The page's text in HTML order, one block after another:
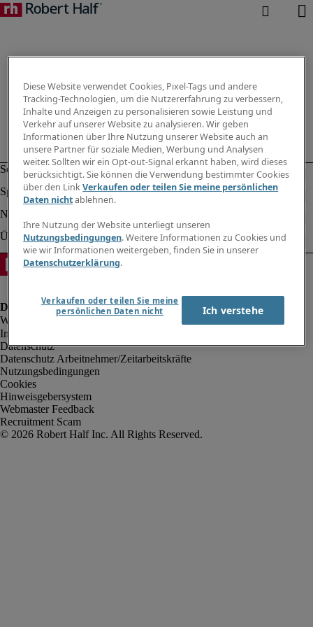
Impressum
Datenschutz
Datenschutz Arbeitnehmer/Zeitarbeitskräfte
Nutzungsbedingungen
Cookies
Hinweisgebersystem
Webmaster Feedback
Recruitment Scam
Diese Website verwendet Cookies, Pixel-Tags und andere
Tracking-Technologien, um die Nutzererfahrung zu verbessern,
Inhalte und Anzeigen zu personalisieren sowie Leistung und
Verkehr auf unserer Website zu analysieren. Wir geben
Informationen über Ihre Nutzung unserer Website auch an
unsere Partner für soziale Medien, Werbung und Analysen
weiter. Sollten wir ein Opt-out-Signal erkannt haben, wird dieses
berücksichtigt. Sie können die Verwendung bestimmter Cookies
über den LinkVerkaufen oder teilen Sie meine persönlichen
Daten nichtablehnen.
Ihre Nutzung der Website unterliegt unseren
Nutzungsbedingungen. Weitere Informationen zu Cookies und
wie wir Informationen weitergeben, finden Sie in unserer
Datenschutzerklärung.
Verkaufen oder teilen Sie meine
persönlichen Daten nicht
Ich verstehe